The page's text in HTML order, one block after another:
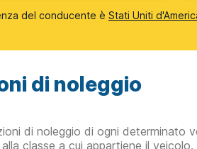
del conducente è Stati Uniti
di noleggio
di noleggio di ogni determinato
classe a cui appartiene il veicolo.